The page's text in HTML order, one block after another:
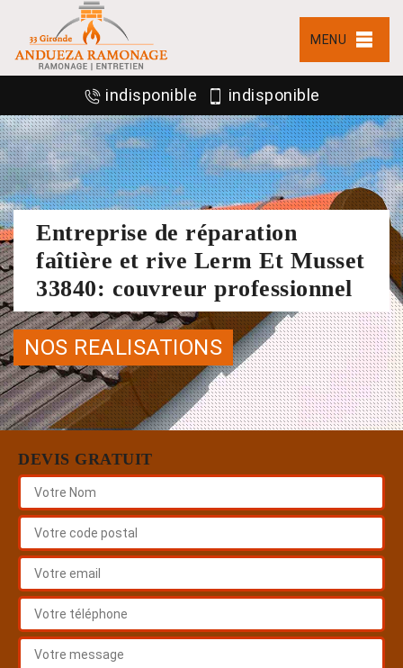
MENU
indisponible indisponible
Entreprise de réparation
faîtière et rive Lerm Et Musset
33840: couvreur professionnel
NOS REALISATIONS
DEVIS GRATUIT